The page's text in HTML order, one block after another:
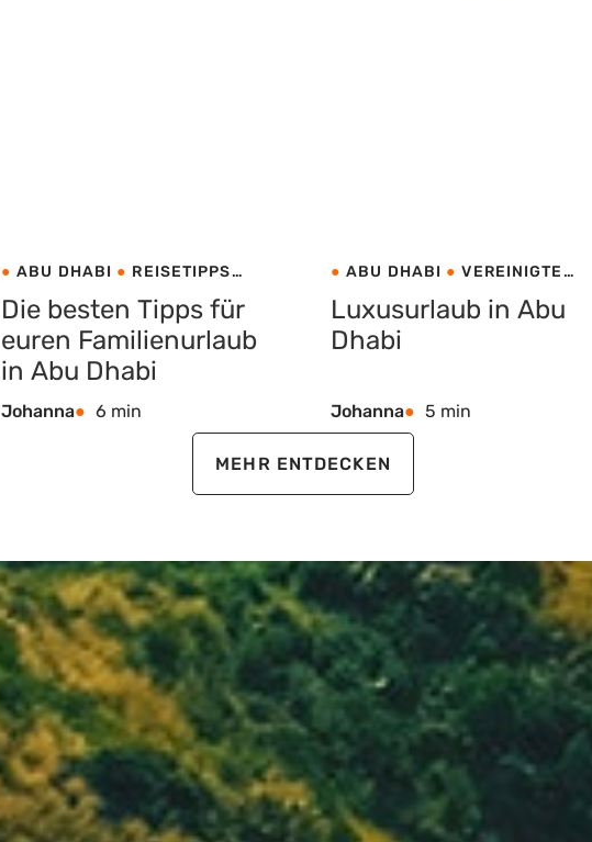
ABU DHABI
REISETIPPS
EMIRATE
Die besten Tipps für
euren Familienurlaub
in Abu Dhabi
Johanna 6 min
ABU DHABI
VEREINIGTE
Luxusurlaub in Abu
Dhabi
Johanna 5 min
MEHR ENTDECKEN